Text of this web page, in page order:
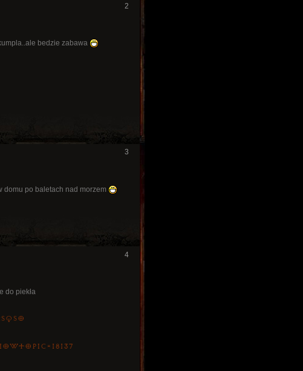
2
bedzie zabawa
3
po baletach nad morzem
4
do piekła